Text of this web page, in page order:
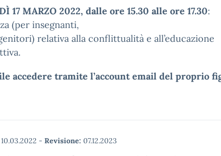
17 MARZO 2022, dalle ore 15.30 alle ore 17.30:
(per insegnanti,
relativa alla conflittualità e all’educazione
accedere tramite l’account email del proprio
10.03.2022 - Revisione: 07.12.2023